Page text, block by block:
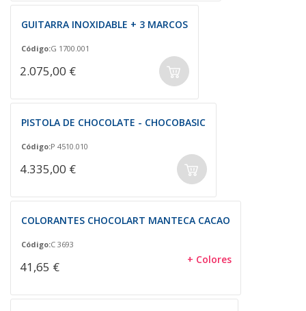
GUITARRA INOXIDABLE + 3 MARCOS
Código:G 1700.001
2.075,00 €
PISTOLA DE CHOCOLATE - CHOCOBASIC
Código:P 4510.010
4.335,00 €
COLORANTES CHOCOLART MANTECA CACAO
Código:C 3693
41,65 € + Colores